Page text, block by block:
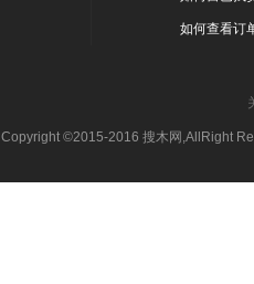
如何查看订
Copyright ©2015-2016 搜木网,AllRight